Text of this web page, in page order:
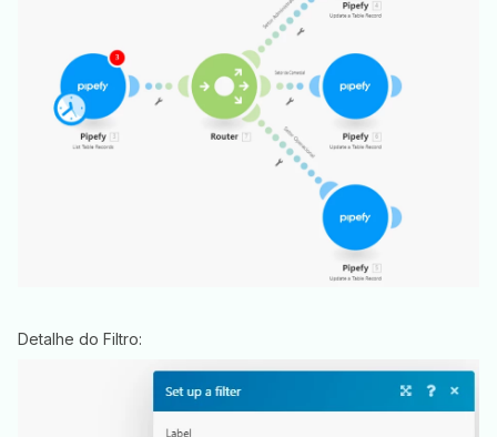
Detalhe do Filtro: